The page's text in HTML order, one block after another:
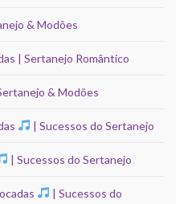
& Modões
| Sertanejo Romântico
& Modões
| Sucessos do Sertanejo
| Sucessos do Sertanejo
| Sucessos do